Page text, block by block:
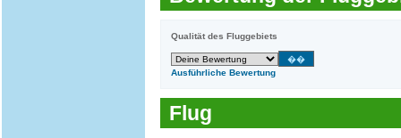
Qualität des Fluggebiets
Ausführliche Bewertung
Flug